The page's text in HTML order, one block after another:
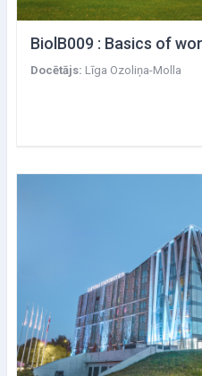
Docētājs: Līga Ozoliņa-Molla